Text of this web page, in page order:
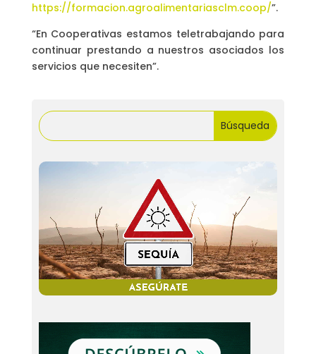
https://formacion.agroalimentariasclm.coop/”.
“En Cooperativas estamos teletrabajando para
continuar prestando a nuestros asociados los
servicios que necesiten”.